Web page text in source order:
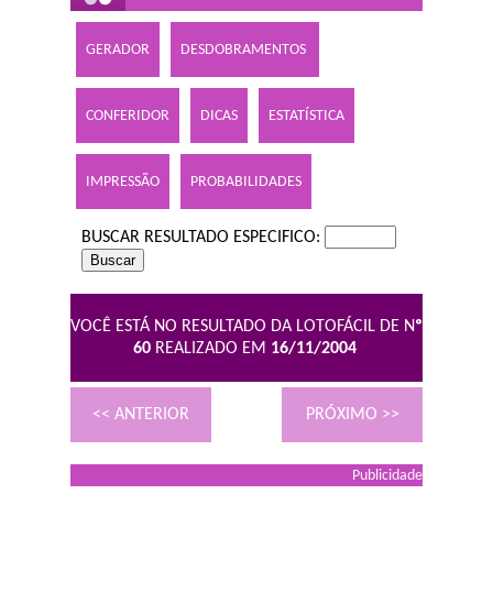
GERADOR DESDOBRAMENTOS
CONFERIDOR DICAS ESTATÍSTICA
IMPRESSÃO PROBABILIDADES
BUSCAR RESULTADO ESPECIFICO:
VOCÊ ESTÁ NO RESULTADO DA LOTOFÁCIL DE Nº
60 REALIZADO EM 16/11/2004
<< ANTERIOR PRÓXIMO >>
Publicidade